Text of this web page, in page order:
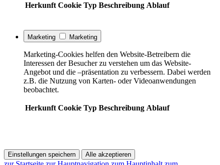
Herkunft Cookie Typ Beschreibung Ablauf
Marketing Marketing
Marketing-Cookies helfen den Website-Betreibern die
Interessen der Besucher zu verstehen um das Website-
Angebot und die –präsentation zu verbessern. Dabei werden
z.B. die Nutzung von Karten- oder Videoanwendungen
beobachtet.
Herkunft Cookie Typ Beschreibung Ablauf
Einstellungen speichern Alle akzeptieren